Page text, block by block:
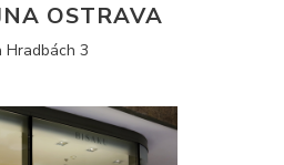
OSTRAVA
Hradbách 3